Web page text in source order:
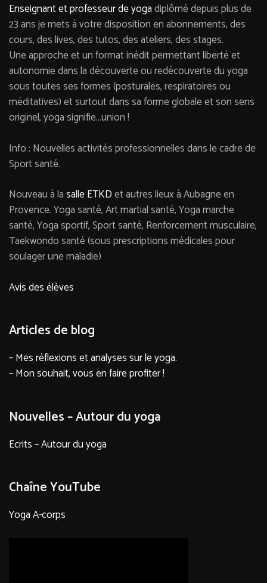
Enseignant et professeur de yogadiplômé depuis plus de
23 ans je mets à votre disposition en abonnements, des
cours, des lives, des tutos, des ateliers, des stages.
Une approche et un format inédit permettant liberté et
autonomie dans la découverte ou redécouverte du yoga
sous toutes ses formes (posturales, respiratoires ou
méditatives) et surtout dans sa forme globale et son sens
originel, yoga signifie…union !
Info : Nouvelles activités professionnelles dans le cadre de
Sport santé.
Nouveau à lasalle ETKDet autres lieux à Aubagne en
Provence. Yoga santé, Art martial santé, Yoga marche
santé, Yoga sportif, Sport santé, Renforcement musculaire,
Taekwondo santé (sous prescriptions médicales pour
soulager une maladie)
Avis des élèves
Articles de blog
– Mes réflexions et analyses sur le yoga.
– Mon souhait, vous en faire profiter !
Nouvelles – Autour du yoga
Ecrits – Autour du yoga
Chaîne YouTube
Yoga A-corps